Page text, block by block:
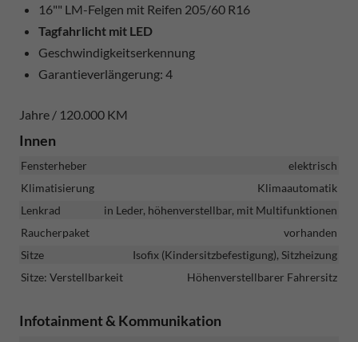
16"" LM-Felgen mit Reifen 205/60 R16
Tagfahrlicht mit LED
Geschwindigkeitserkennung
Garantieverlängerung: 4
Jahre / 120.000 KM
Innen
Fensterheber
elektrisch
Klimatisierung
Klimaautomatik
Lenkrad
in Leder, höhenverstellbar, mit Multifunktionen
Raucherpaket
vorhanden
Sitze
Isofix (Kindersitzbefestigung), Sitzheizung
Sitze: Verstellbarkeit
Höhenverstellbarer Fahrersitz
Infotainment & Kommunikation